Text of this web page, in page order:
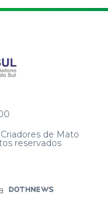
de Mato
reservados